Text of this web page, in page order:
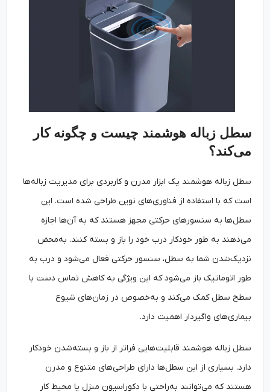
سطل زباله هوشمند چیست و چگونه کار
می‌کند؟
سطل زباله هوشمند یک ابزار مدرن و کاربردی برای مدیریت زباله‌ها
است که با استفاده از فناوری‌های نوین طراحی شده است. این
سطل‌ها به سنسورهای حرکتی مجهز هستند که به آن‌ها اجازه
می‌دهند به طور خودکار درب خود را باز و بسته کنند. به‌محض
نزدیک‌شدن شما به سطل، سنسور حرکتی فعال می‌شود و درب به
طور اتوماتیک باز می‌شود که این ویژگی به کاهش تماس دست با
سطح سطل کمک می‌کند و به‌خصوص در زمان‌های شیوع
بیماری‌های واگیردار اهمیت دارد.
سطل زباله هوشمند قابلیت‌هایی فراتر از باز و بسته‌شدن خودکار
دارد. بسیاری از این سطل‌ها دارای طراحی‌های متنوع و مدرن
هستند که می‌توانند به‌راحتی با دکوراسیون منزل یا محیط کار